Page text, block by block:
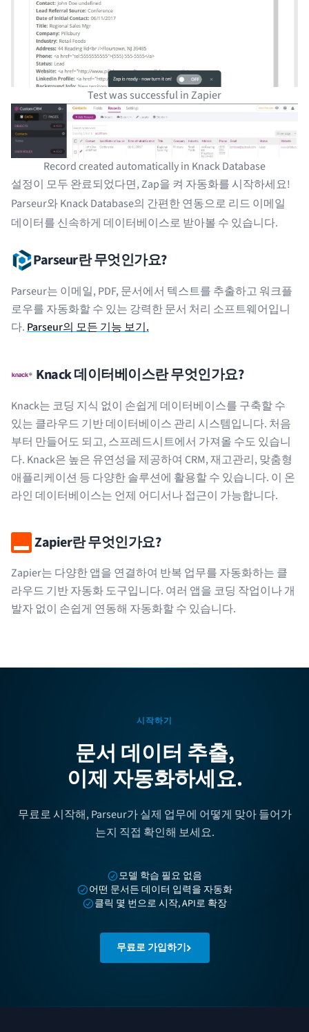
Test was successful in Zapier
Record created automatically in Knack Database
설정이 모두 완료되었다면, Zap을 켜 자동화를 시작하세요!
Parseur와 Knack Database의 간편한 연동으로 리드 이메일
데이터를 신속하게 데이터베이스로 받아볼 수 있습니다.
Parseur란 무엇인가요?
Parseur는 이메일, PDF, 문서에서 텍스트를 추출하고 워크플
로우를 자동화할 수 있는 강력한 문서 처리 소프트웨어입니
다. Parseur의 모든 기능 보기.
Knack 데이터베이스란 무엇인가요?
Knack는 코딩 지식 없이 손쉽게 데이터베이스를 구축할 수
있는 클라우드 기반 데이터베이스 관리 시스템입니다. 처음
부터 만들어도 되고, 스프레드시트에서 가져올 수도 있습니
다. Knack은 높은 유연성을 제공하여 CRM, 재고관리, 맞춤형
애플리케이션 등 다양한 솔루션에 활용할 수 있습니다. 이 온
라인 데이터베이스는 언제 어디서나 접근이 가능합니다.
Zapier란 무엇인가요?
Zapier는 다양한 앱을 연결하여 반복 업무를 자동화하는 클
라우드 기반 자동화 도구입니다. 여러 앱을 코딩 작업이나 개
발자 없이 손쉽게 연동해 자동화할 수 있습니다.
시작하기
문서 데이터 추출,
이제 자동화하세요.
무료로 시작해, Parseur가 실제 업무에 어떻게 맞아 들어가
는지 직접 확인해 보세요.
모델 학습 필요 없음
어떤 문서든 데이터 입력을 자동화
클릭 몇 번으로 시작, API로 확장
무료로 가입하기